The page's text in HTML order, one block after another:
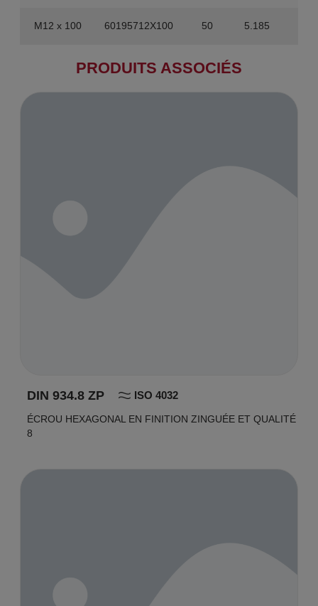
M12 x 100 60195712X100 50 5.185
PRODUITS ASSOCIÉS
DIN 934.8 ZP ISO 4032
ÉCROU HEXAGONAL EN FINITION ZINGUÉE ET QUALITÉ
8